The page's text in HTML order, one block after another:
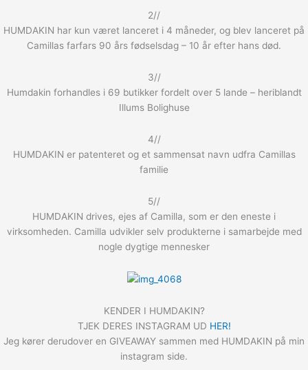
2//
HUMDAKIN har kun været lanceret i 4 måneder, og blev lanceret på
Camillas farfars 90 års fødselsdag – 10 år efter hans død.
3//
Humdakin forhandles i 69 butikker fordelt over 5 lande – heriblandt
Illums Bolighuse
4//
HUMDAKIN er patenteret og et sammensat navn udfra Camillas
familie
5//
HUMDAKIN drives, ejes af Camilla, som er den eneste i
virksomheden. Camilla udvikler selv produkterne i samarbejde med
nogle dygtige mennesker
KENDER I HUMDAKIN?
TJEK DERES INSTAGRAM UD HER!
Jeg kører derudover en GIVEAWAY sammen med HUMDAKIN på min
instagram side.